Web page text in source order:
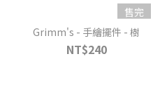
售完
Grimm's - 手繪擺件 - 樹
NT$240